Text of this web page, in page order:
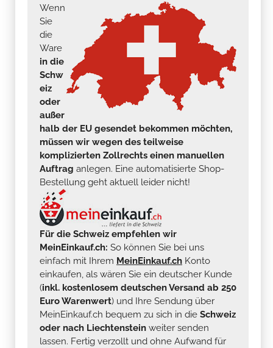
Wenn
Sie
die
Ware
in die
Schw
eiz
oder
außer
halb der EU gesendet bekommen möchten,
müssen wir wegen des teilweise
komplizierten Zollrechts einen manuellen
Auftrag anlegen. Eine automatisierte Shop-
Bestellung geht aktuell leider nicht!
Für die Schweiz empfehlen wir
MeinEinkauf.ch: So können Sie bei uns
einfach mit Ihrem MeinEinkauf.ch Konto
einkaufen, als wären Sie ein deutscher Kunde
(inkl. kostenlosem deutschen Versand ab 250
Euro Warenwert) und Ihre Sendung über
MeinEinkauf.ch bequem zu sich in die Schweiz
oder nach Liechtenstein weiter senden
lassen. Fertig verzollt und ohne Aufwand für